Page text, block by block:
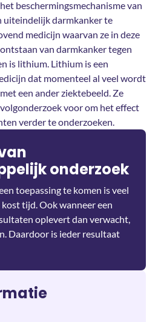
beschermingsmechanisme van
uiteindelijk darmkanker te
medicijn waarvan ze in deze
van darmkanker tegen
is lithium. Lithium is een
dat momenteel al veel wordt
een ander ziektebeeld. Ze
voor om het effect
verder te onderzoeken.
onderzoek
toepassing te komen is veel
tijd. Ook wanneer een
oplevert dan verwacht,
Daardoor is ieder resultaat